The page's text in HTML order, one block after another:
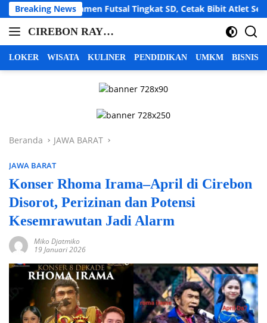
Langsung
ke
konten
Breaking News
Turnamen Futsal Tingkat SD, Cetak Bibit Atlet Sejak Dini
CIREBON RAYA |
INFO CIREBON
CIREBON RAYA |
KUNINGAN
cirebon
info
cirebon
majalengka
kuningan
LOKER WISATA KULINER PENDIDIKAN UMKM BISNIS
Beranda JAWA BARAT
JAWA BARAT
Konser Rhoma Irama–April di Cirebon
Disorot, Perizinan dan Potensi
Kesemrawutan Jadi Alarm
Miko Djatmiko
19 Januari 2026